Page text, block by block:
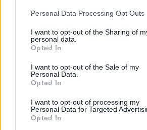
Personal Data Processing Opt Outs
I want to opt-out of the Sharing of
personal data.
Opted In
I want to opt-out of the Sale of my
Personal Data.
Opted In
I want to opt-out of processing my
Personal Data for Targeted
Opted In
Πιθανότατα η έλλειψη τεχνικών
κουζίνα να μην είναι ο μόνος ένοχος
εξαφάνιση των καθορισμένων
αύξηση του πληθωρισμού και
supermarket μπορεί επίσης να